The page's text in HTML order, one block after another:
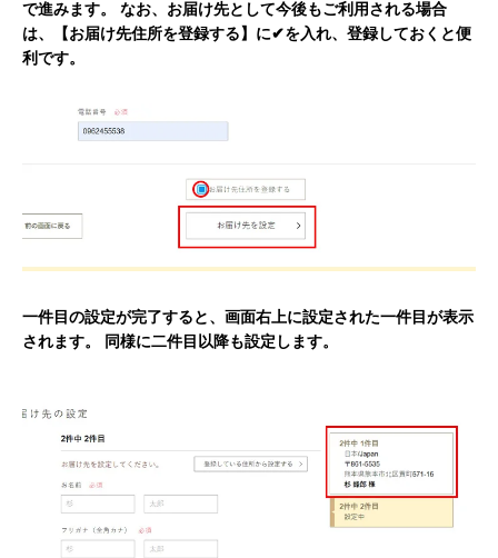
で進みます。 なお、お届け先として今後もご利用される場合
は、【お届け先住所を登録する】に✔を入れ、登録しておくと便
利です。
一件目の設定が完了すると、画面右上に設定された一件目が表示
されます。 同様に二件目以降も設定します。